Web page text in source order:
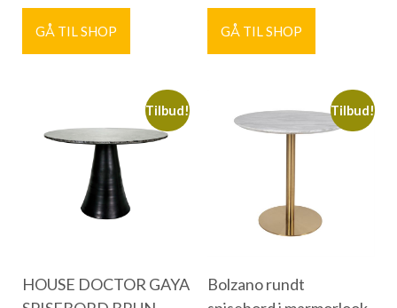
GÅ TIL SHOP GÅ TIL SHOP
Tilbud!
HOUSE DOCTOR GAYA
Tilbud!
Bolzano rundt